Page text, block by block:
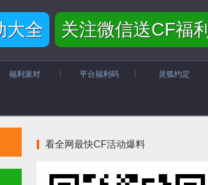
大全 关注微信送CF福利
福利派对 平台福利码 灵狐约定
看全网最快CF活动爆料